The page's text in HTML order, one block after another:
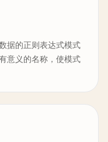
据的正则表达式模式
意义的名称，使模式